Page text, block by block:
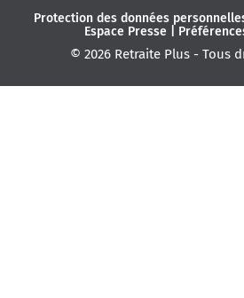
Protection des données
Espace Presse
© 2026 Retraite Plus - Tous